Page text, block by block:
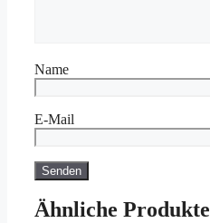
Name
E-Mail
Ähnliche Produkte